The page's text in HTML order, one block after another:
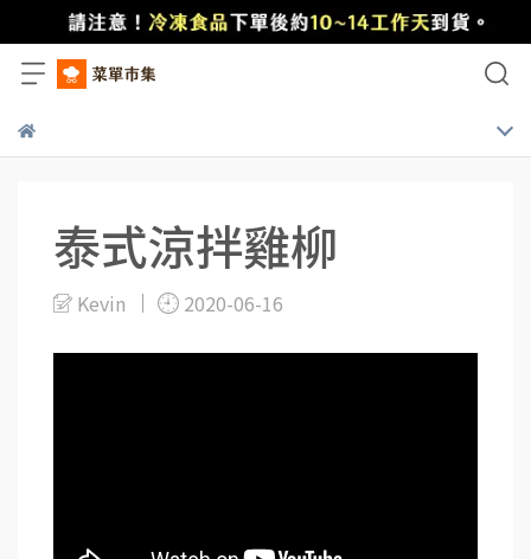
泰式涼拌雞柳
Kevin 2020-06-16